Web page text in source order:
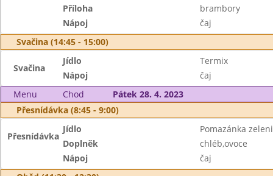
Příloha
brambory
Nápoj
čaj
Svačina (14:45 - 15:00)
Svačina
Jídlo
Termix
Nápoj
čaj
Menu
Chod
Pátek 28. 4. 2023
Přesnídávka (8:45 - 9:00)
Přesnídávka
Jídlo
Pomazánka
Doplněk
chléb,ovoce
Nápoj
čaj